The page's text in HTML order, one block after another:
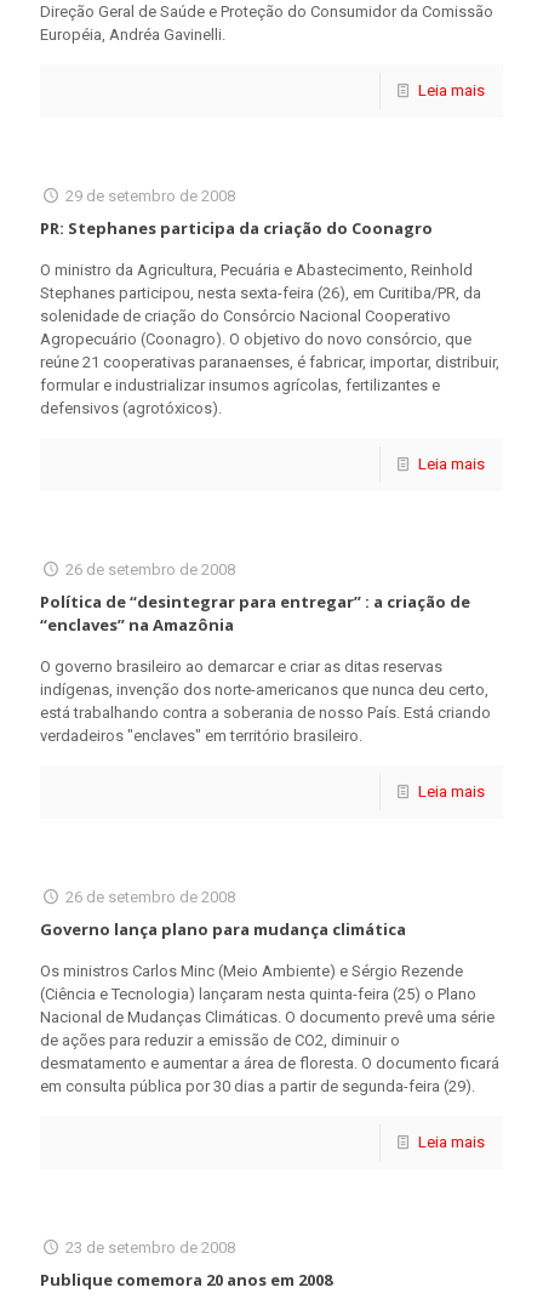
Direção Geral de Saúde e Proteção do Consumidor da Comissão
Européia, Andréa Gavinelli.
Leia mais
29 de setembro de 2008
PR: Stephanes participa da criação do Coonagro
O ministro da Agricultura, Pecuária e Abastecimento, Reinhold
Stephanes participou, nesta sexta-feira (26), em Curitiba/PR, da
solenidade de criação do Consórcio Nacional Cooperativo
Agropecuário (Coonagro). O objetivo do novo consórcio, que
reúne 21 cooperativas paranaenses, é fabricar, importar, distribuir,
formular e industrializar insumos agrícolas, fertilizantes e
defensivos (agrotóxicos).
Leia mais
26 de setembro de 2008
Política de “desintegrar para entregar” : a criação de
“enclaves” na Amazônia
O governo brasileiro ao demarcar e criar as ditas reservas
indígenas, invenção dos norte-americanos que nunca deu certo,
está trabalhando contra a soberania de nosso País. Está criando
verdadeiros "enclaves" em território brasileiro.
Leia mais
26 de setembro de 2008
Governo lança plano para mudança climática
Os ministros Carlos Minc (Meio Ambiente) e Sérgio Rezende
(Ciência e Tecnologia) lançaram nesta quinta-feira (25) o Plano
Nacional de Mudanças Climáticas. O documento prevê uma série
de ações para reduzir a emissão de CO2, diminuir o
desmatamento e aumentar a área de floresta. O documento ficará
em consulta pública por 30 dias a partir de segunda-feira (29).
Leia mais
23 de setembro de 2008
Publique comemora 20 anos em 2008